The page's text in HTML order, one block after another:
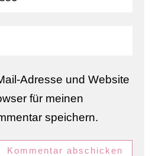
Adresse und Website
für meinen
speichern.
Kommentar abschicken